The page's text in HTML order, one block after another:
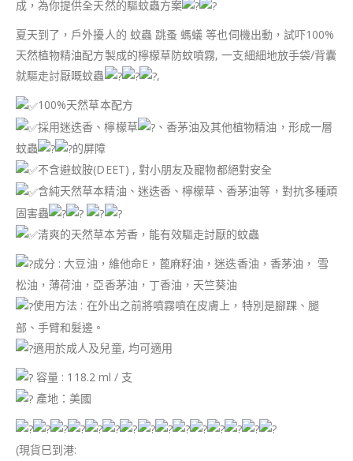
成，為你提供全天然的驅蚊蟲方案
夏天到了，戶外擾人的 蚊蟲 跳蚤 螞蟻 等也伺機出動，試吓100%
天然植物精油配方製成的檸檬草防蚊噴霧, 一支細細地放手袋/背囊
就驅走討厭嘅蚊蟲
,
100%天然草本配方
採用迷迭香、檸檬草
、香茅油及其他植物精油，形成一層
蚊蟲
的屏障
不含避蚊胺(DEET) , 對小朋友及寵物都絕對安全
含純天然草本精油、迷迭香、檸檬草、香茅油等，對抗多種頑
固害蟲
清爽的天然草本芳香，能有效驅走討厭的蚊蟲
成分 : 大豆油，維他命E，蓖麻籽油，迷迭香油，香茅油， 雪
松油，薄荷油，亞香茅油，丁香油，天竺葵油
使用方法 : 在外出之前將噴霧噴在皮膚上，特別是腳踝、腿
部、手臂和髮邊。
適用於成人及兒童, 均可適用
容量 : 118.2 ml / 支
產地：美國
(現貨巳到港: